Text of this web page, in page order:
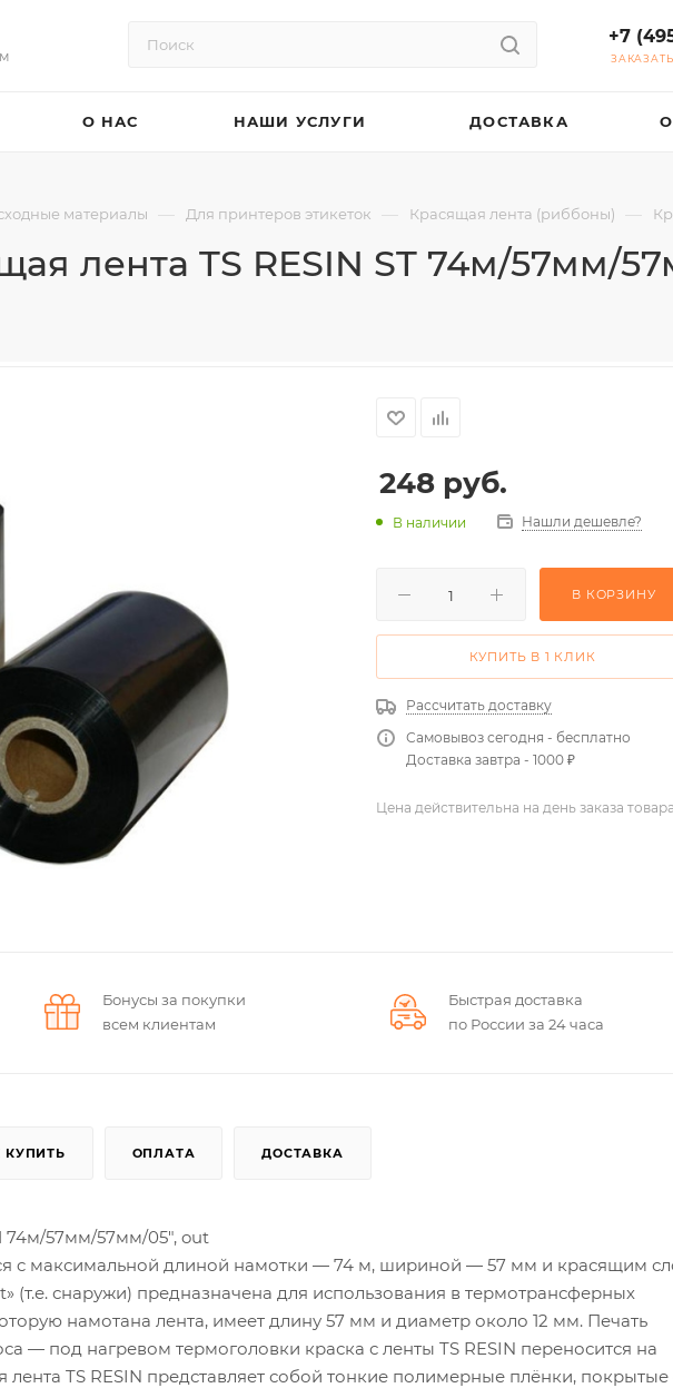
+7
О НАС НАШИ УСЛУГИ ДОСТАВКА
материалы — Для принтеров этикеток — Красящая лента (риббоны) —
лента TS RESIN ST 74м/57мм/
248 руб.
В наличии Нашли дешевле?
В КОРЗИНУ
КУПИТЬ В 1 КЛИК
Рассчитать доставку
Самовывоз сегодня - бесплатно
Доставка завтра - 1000 ₽
Цена действительна на день заказа товара
Бонусы за покупки
всем клиентам
Быстрая доставка
по России за 24 часа
КУПИТЬ ОПЛАТА ДОСТАВКА
74м/57мм/57мм/05", out
c максимальной длиной намотки — 74 м, шириной — 57 мм и красящим
(т.е. снаружи) предназначена для использования в термотрансферных
намотана лента, имеет длину 57 мм и диаметр около 12 мм. Печать
— под нагревом термоголовки краска с ленты TS RESIN переносится на
TS RESIN представляет собой тонкие полимерные плёнки, покрытые